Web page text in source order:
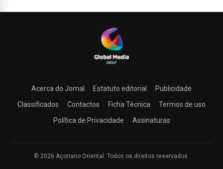
Acerca do Jornal Estatuto editorial
Publicidade
Classificados
Contactos Ficha Técnica
Termos de uso
Política de Privacidade
Assinaturas
© 2026 Açoriano Oriental. Todos os direitos reservados.